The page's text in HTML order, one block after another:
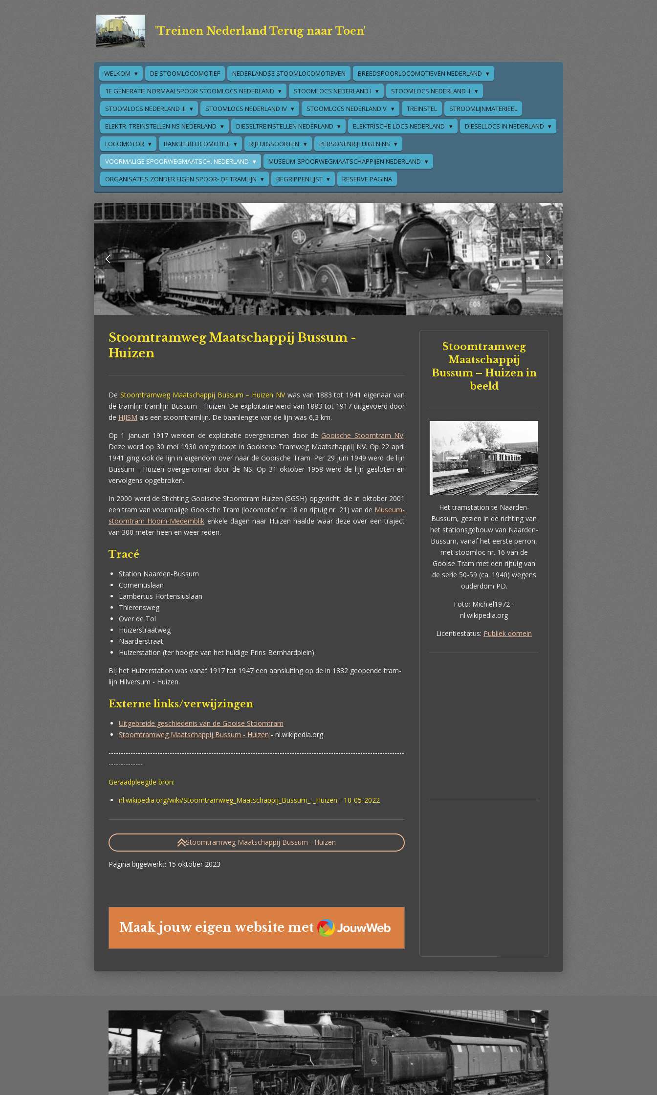
'Treinen Nederland Terug naar Toen'
WELKOM DE STOOMLOCOMOTIEF NEDERLANDSE STOOMLOCOMOTIEVEN
BREEDSPOORLOCOMOTIEVEN NEDERLAND
1E GENERATIE NORMAALSPOOR STOOMLOCS NEDERLAND
STOOMLOCS NEDERLAND I
STOOMLOCS NEDERLAND II
STOOMLOCS NEDERLAND III
STOOMLOCS NEDERLAND IV STOOMLOCS NEDERLAND V TREINSTEL
STROOMLIJNMATERIEEL
ELEKTR. TREINSTELLEN NS NEDERLAND
DIESELTREINSTELLEN NEDERLAND ELEKTRISCHE LOCS NEDERLAND
DIESELLOCS IN NEDERLAND
LOCOMOTOR
RANGEERLOCOMOTIEF RIJTUIGSOORTEN
PERSONENRIJTUIGEN NS
VOORMALIGE SPOORWEGMAATSCH. NEDERLAND
MUSEUM-SPOORWEGMAATSCHAPPIJEN NEDERLAND
ORGANISATIES ZONDER EIGEN SPOOR- OF TRAMLIJN
BEGRIPPENLIJST RESERVE PAGINA
Stoomtramweg Maatschappij Bussum -
Huizen
De Stoomtramweg Maatschappij Bussum – Huizen NVwas van 1883 tot 1941 eigenaar van
de tramlijn tramlijn Bussum - Huizen. De exploitatie werd van 1883 tot 1917 uitgevoerd door
de HIJSM als een stoomtramlijn. De baanlengte van de lijn was 6,3 km.
Op 1 januari 1917 werden de exploitatie overgenomen door de Gooische Stoomtram NV.
Deze werd op 30 mei 1930 omgedoopt in Gooische Tramweg Maatschappij NV. Op 22 april
1941 ging ook de lijn in eigendom over naar de Gooische Tram. Per 29 juni 1949 werd de lijn
Bussum - Huizen overgenomen door de NS. Op 31 oktober 1958 werd de lijn gesloten en
vervolgens opgebroken.
In 2000 werd de Stichting Gooische Stoomtram Huizen (SGSH) opgericht, die in oktober 2001
een tram van voormalige Gooische Tram (locomotief nr. 18 en rijtuig nr. 21) van de Museum-
stoomtram Hoorn-Medemblik enkele dagen naar Huizen haalde waar deze over een traject
van 300 meter heen en weer reden.
Tracé
Station Naarden-Bussum
Comeniuslaan
Lambertus Hortensiuslaan
Thierensweg
Over de Tol
Huizerstraatweg
Naarderstraat
Huizerstation (ter hoogte van het huidige Prins Bernhardplein)
Bij het Huizerstation was vanaf 1917 tot 1947 een aansluiting op de in 1882 geopende tram-
lijn Hilversum - Huizen.
Externe links/verwijzingen
Uitgebreide geschiedenis van de Gooise Stoomtram
Stoomtramweg Maatschappij Bussum - Huizen - nl.wikipedia.org
-------------------------------------------------------------------------------------------------------------------------
--------------
Geraadpleegde bron:
nl.wikipedia.org/wiki/Stoomtramweg_Maatschappij_Bussum_-_Huizen - 10-05-2022
Stoomtramweg Maatschappij Bussum - Huizen
Pagina bijgewerkt: 15 oktober 2023
Maak jouw eigen website met JouwWeb
Stoomtramweg
Maatschappij
Bussum – Huizen in
beeld
Het tramstation te Naarden-
Bussum, gezien in de richting van
het stationsgebouw van Naarden-
Bussum, vanaf het eerste perron,
met stoomloc nr. 16 van de
Gooise Tram met een rijtuig van
de serie 50-59 (ca. 1940) wegens
ouderdom PD.
Foto: Michiel1972 -
nl.wikipedia.org
Licentiestatus: Publiek domein